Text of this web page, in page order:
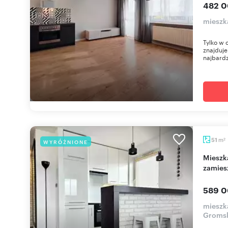
482
Tylko w
WYRÓŻNIONE 51 m2
Mieszkanie 51 m² w Rzeszowie - gotowe do
589